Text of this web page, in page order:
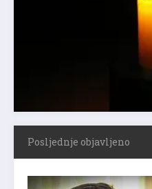
Posljednje objavljeno